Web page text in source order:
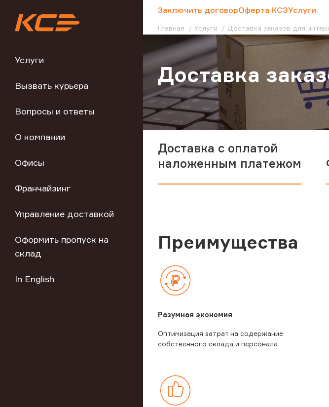
Услуги
Вызвать курьера
Вопросы и ответы
О компании
Офисы
Франчайзинг
Управление доставкой
Оформить пропуск на
склад
In English
Заключить договорОферта КСЭУслуги
Главная Услуги Доставка заказов для
Доставка
Доставка с оплатой
наложенным платежом
Преимущества
Разумная экономия
Оптимизация затрат на содержание
собственного склада и персонала